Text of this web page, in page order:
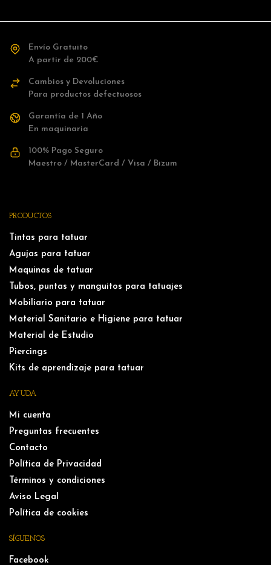
Envío Gratuito
A partir de 200€
Cambios y Devoluciones
Para productos defectuosos
Garantía de 1 Año
En maquinaria
100% Pago Seguro
Maestro / MasterCard / Visa / Bizum
PRODUCTOS
Tintas para tatuar
Agujas para tatuar
Maquinas de tatuar
Tubos, puntas y manguitos para tatuajes
Mobiliario para tatuar
Material Sanitario e Higiene para tatuar
Material de Estudio
Piercings
Kits de aprendizaje para tatuar
AYUDA
Mi cuenta
Preguntas frecuentes
Contacto
Política de Privacidad
Términos y condiciones
Aviso Legal
Política de cookies
SÍGUENOS
Facebook